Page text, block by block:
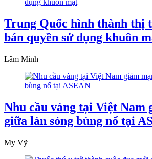
Trung Quốc hình thành thị
bán quyền sử dụng khuôn
Lâm Minh
Nhu cầu vàng tại Việt Nam
giữa làn sóng bùng nổ tại
My Vỹ